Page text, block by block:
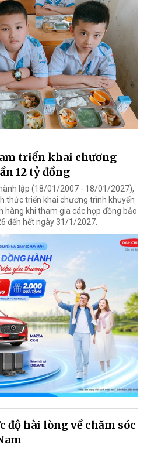
triển khai chương
12 tỷ đồng
lập (18/01/2007 - 18/01/2027),
thức triển khai chương trình khuyến
hàng khi tham gia các hợp đồng bảo
đến hết ngày 31/1/2027.
độ hài lòng về chăm sóc